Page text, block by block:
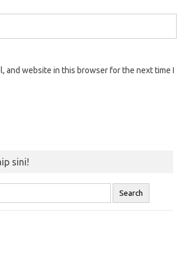
and website in this browser for the next time I
sini!